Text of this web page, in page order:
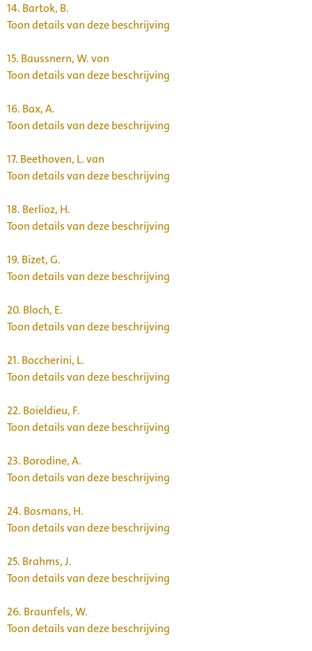
14. Bartok, B.
Toon details van deze beschrijving
15. Baussnern, W. von
Toon details van deze beschrijving
16. Bax, A.
Toon details van deze beschrijving
17. Beethoven, L. van
Toon details van deze beschrijving
18. Berlioz, H.
Toon details van deze beschrijving
19. Bizet, G.
Toon details van deze beschrijving
20. Bloch, E.
Toon details van deze beschrijving
21. Boccherini, L.
Toon details van deze beschrijving
22. Boieldieu, F.
Toon details van deze beschrijving
23. Borodine, A.
Toon details van deze beschrijving
24. Bosmans, H.
Toon details van deze beschrijving
25. Brahms, J.
Toon details van deze beschrijving
26. Braunfels, W.
Toon details van deze beschrijving